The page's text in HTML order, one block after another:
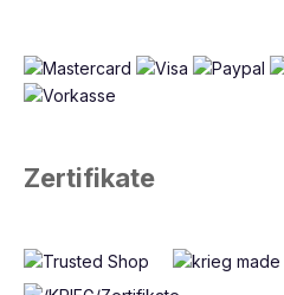
Zertifikate